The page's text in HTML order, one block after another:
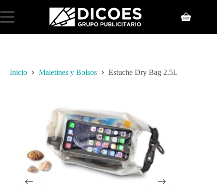
Inicio Maletines y Bolsos Estuche Dry Bag 2.5L